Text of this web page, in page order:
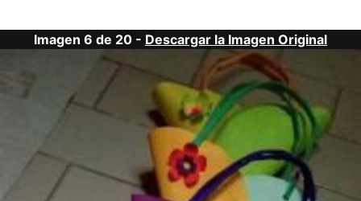
Imagen 6 de 20 - Descargar la Imagen Original